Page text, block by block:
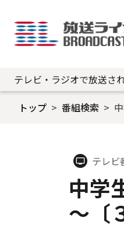
テレビ・ラジオで放送さ
トップ 番組検索
tv テレビ
中学
～〔